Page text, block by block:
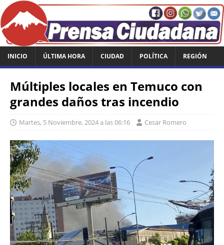
INICIO ÚLTIMA HORA CIUDAD POLÍTICA REGIÓN
Múltiples locales en Temuco con
grandes daños tras incendio
Martes, 5 Noviembre, 2024 a las 06:16 Cesar Romero